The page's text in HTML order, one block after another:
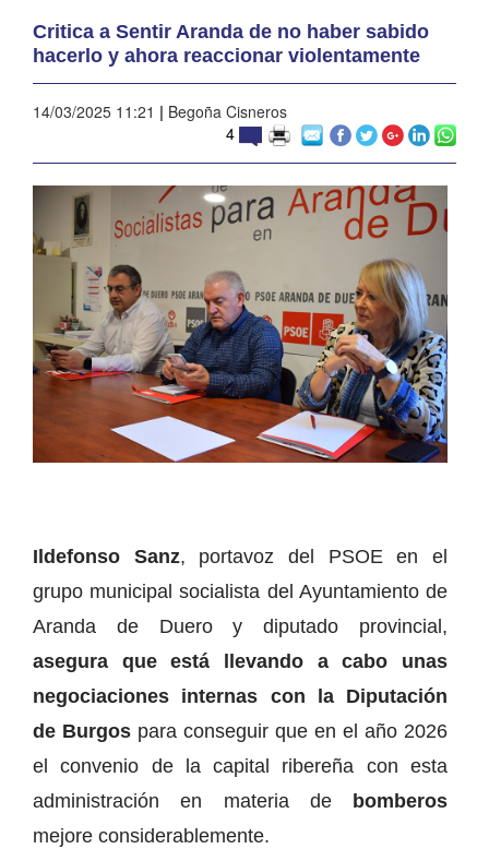
Critica a Sentir Aranda de no haber sabido
hacerlo y ahora reaccionar violentamente
14/03/2025 11:21 | Begoña Cisneros
4
Ildefonso Sanz, portavoz del PSOE en el
grupo municipal socialista del Ayuntamiento de
Aranda de Duero y diputado provincial,
asegura que está llevando a cabo unas
negociaciones internas con la Diputación
de Burgos para conseguir que en el año 2026
el convenio de la capital ribereña con esta
administración en materia debomberos
mejore considerablemente.